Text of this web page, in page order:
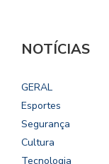
NOTÍCIAS
GERAL
Esportes
Segurança
Cultura
Tecnologia